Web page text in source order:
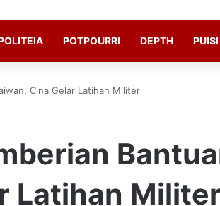
POTPOURRI DEPTH PUISI
Cina Gelar Latihan Militer
Latihan Militer